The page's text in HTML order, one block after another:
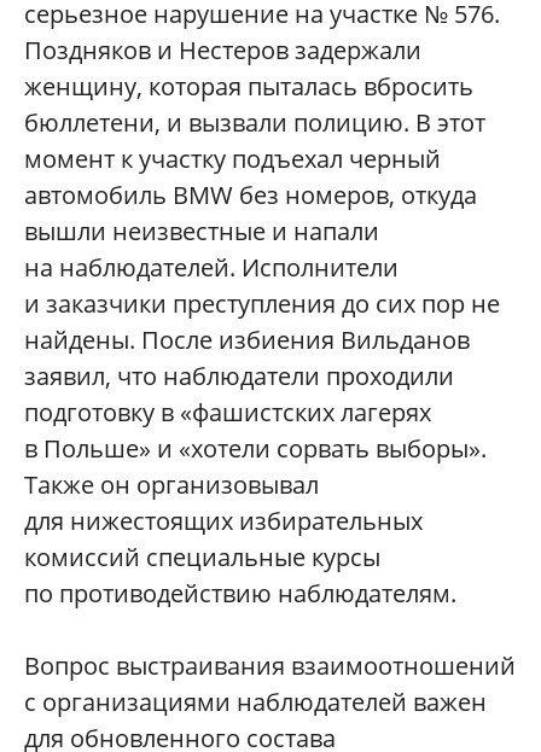
серьезное нарушение на участке № 576.
Поздняков и Нестеров задержали
женщину, которая пыталась вбросить
бюллетени, и вызвали полицию. В этот
момент к участку подъехал черный
автомобиль BMW без номеров, откуда
вышли неизвестные и напали
на наблюдателей. Исполнители
и заказчики преступления до сих пор не
найдены. После избиения Вильданов
заявил, что наблюдатели проходили
подготовку в «фашистских лагерях
в Польше» и «хотели сорвать выборы».
Также он организовывал
для нижестоящих избирательных
комиссий специальные курсы
по противодействию наблюдателям.
Вопрос выстраивания взаимоотношений
с организациями наблюдателей важен
для обновленного состава